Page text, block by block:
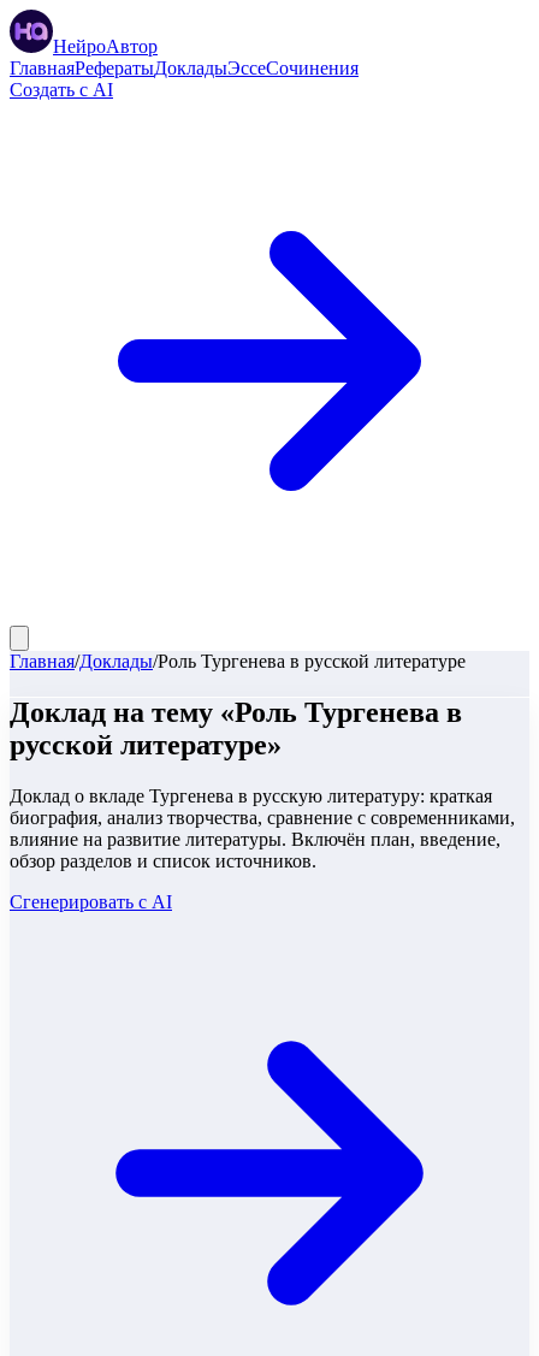
НейроАвтор
ГлавнаяРефератыДокладыЭссеСочинения
Создать с AI
Главная/Доклады/Роль Тургенева в русской литературе
Доклад на тему «Роль Тургенева в
русской литературе»
Доклад о вкладе Тургенева в русскую литературу: краткая
биография, анализ творчества, сравнение с современниками,
влияние на развитие литературы. Включён план, введение,
обзор разделов и список источников.
Сгенерировать с AI